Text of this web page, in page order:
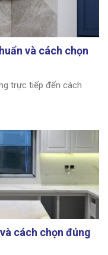
và cách chọn
trực tiếp đến cách
cách chọn đúng